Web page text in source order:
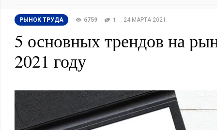
РЫНОК ТРУДА 6759 1 24 МАРТА 2021
5 основных трендов на
2021 году